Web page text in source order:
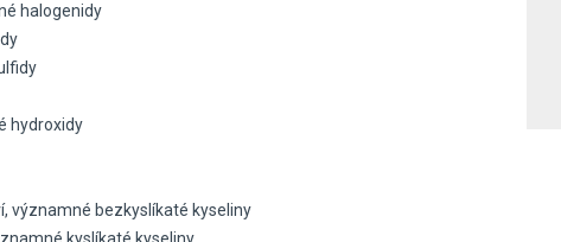
halogenidy
hydroxidy
významné bezkyslíkaté kyseliny